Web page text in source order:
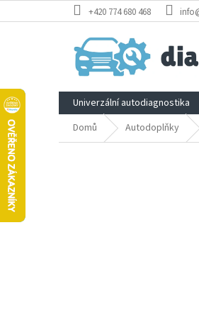
na
+420 774 680 468
Univerzální autodiagnostika
Domů
Autodoplňky